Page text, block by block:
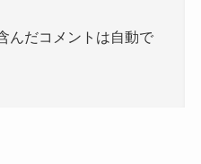
んだコメントは自動で